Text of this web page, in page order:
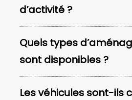
d’activité ?
Quels types
sont disponibles ?
Les véhicules sont-ils